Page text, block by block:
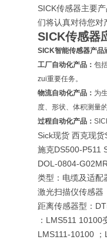
SICK传感器主要
们将认真对待您对
SICK传感器
SICK智能传感器产品
工厂自动化产品： 包
zui重要任务。
物流自动化产品： 为
度、形状、体积测量
过程自动化产品：
Sick现货 西克现
施克DS500-P511
DOL-0804-
类型：电缆及适配
激光扫描仪传感
距离传感器型：
：LMS511 10100
LMS111-10100